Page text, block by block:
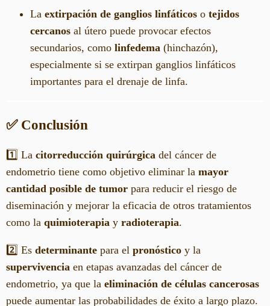
La extirpación de ganglios linfáticos o tejidos
cercanos al útero puede provocar efectos
secundarios, como linfedema (hinchazón),
especialmente si se extirpan ganglios linfáticos
importantes para el drenaje de linfa.
✅ Conclusión
1️⃣ La citorreducción quirúrgica del cáncer de
endometrio tiene como objetivo eliminar la mayor
cantidad posible de tumor para reducir el riesgo de
diseminación y mejorar la eficacia de otros tratamientos
como la quimioterapia y radioterapia.
2️⃣ Es determinante para el pronóstico y la
supervivencia en etapas avanzadas del cáncer de
endometrio, ya que la eliminación de células cancerosas
puede aumentar las probabilidades de éxito a largo plazo.